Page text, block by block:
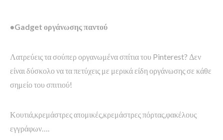
•Gadget οργάνωσης παντού
Λατρεύεις τα σούπερ οργανωμένα σπίτια του Pinterest? Δεν
είναι δύσκολο να τα πετύχεις με μερικά είδη οργάνωσης σε κάθε
σημείο του σπιτιού!
Κουτιά,κρεμάστρες ατομικές,κρεμάστρες πόρτας,φακέλους
εγγράφων….